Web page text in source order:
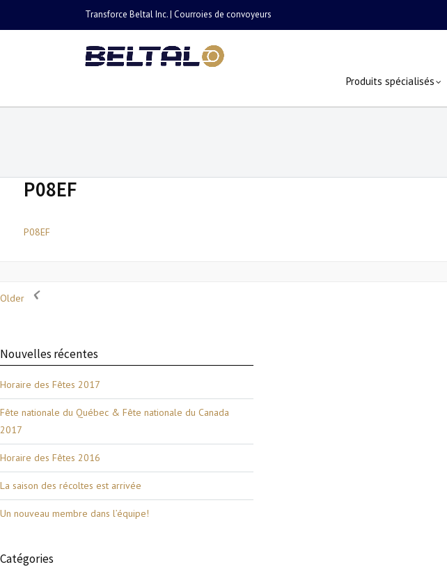
Transforce Beltal Inc. | Courroies de convoyeurs
Produits spécialisés
P08EF
P08EF
Older
Nouvelles récentes
Horaire des Fêtes 2017
Fête nationale du Québec & Fête nationale du Canada
2017
Horaire des Fêtes 2016
La saison des récoltes est arrivée
Un nouveau membre dans l’équipe!
Catégories